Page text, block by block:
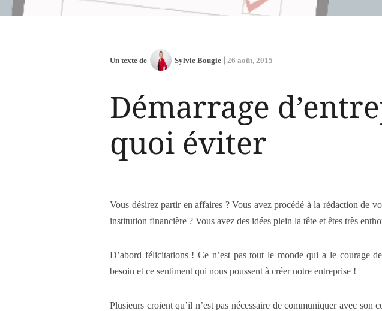
Un texte de Sylvie Bougie 26 août, 2015
Démarrage
quoi éviter
Vous désirez partir en affaires ? Vous avez procédé à la rédaction de
institution financière ? Vous avez des idées plein la tête et êtes très
D’abord félicitations ! Ce n’est pas tout le monde qui a le courage
besoin et ce sentiment qui nous poussent à créer notre entreprise !
Plusieurs croient qu’il n’est pas nécessaire de communiquer avec